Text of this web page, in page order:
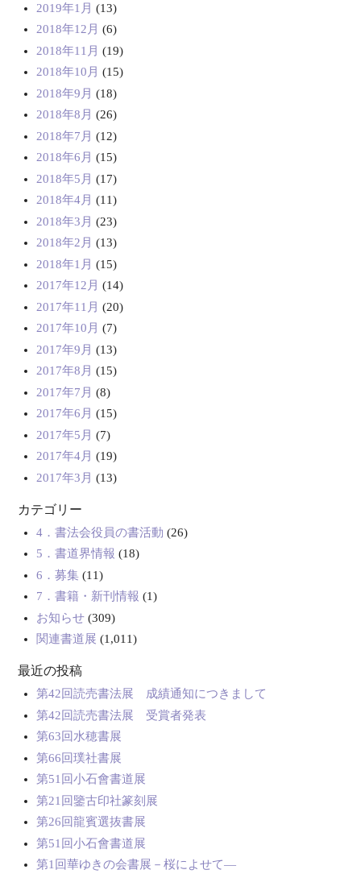
2019年1月 (13)
2018年12月 (6)
2018年11月 (19)
2018年10月 (15)
2018年9月 (18)
2018年8月 (26)
2018年7月 (12)
2018年6月 (15)
2018年5月 (17)
2018年4月 (11)
2018年3月 (23)
2018年2月 (13)
2018年1月 (15)
2017年12月 (14)
2017年11月 (20)
2017年10月 (7)
2017年9月 (13)
2017年8月 (15)
2017年7月 (8)
2017年6月 (15)
2017年5月 (7)
2017年4月 (19)
2017年3月 (13)
カテゴリー
4．書法会役員の書活動 (26)
5．書道界情報 (18)
6．募集(11)
7．書籍・新刊情報 (1)
お知らせ(309)
関連書道展 (1,011)
最近の投稿
第42回読売書法展 成績通知につきまして
第42回読売書法展 受賞者発表
第63回水穂書展
第66回璞社書展
第51回小石會書道展
第21回鑒古印社篆刻展
第26回龍賓選抜書展
第51回小石會書道展
第1回華ゆきの会書展－桜によせて―